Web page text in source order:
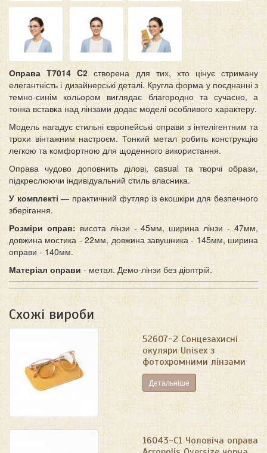
Оправа T7014 C2створена для тих, хто цінує стриману
елегантність і дизайнерські деталі. Кругла форма у поєднанні з
темно-синім кольором виглядає благородно та сучасно, а
тонка вставка над лінзами додає моделі особливого характеру.
Модель нагадує стильні європейські оправи з інтелігентним та
трохи вінтажним настроєм. Тонкий метал робить конструкцію
легкою та комфортною для щоденного використання.
Оправа чудово доповнить ділові, casual та творчі образи,
підкреслюючи індивідуальний стиль власника.
У комплекті— практичний футляр із екошкіри для безпечного
зберігання.
Розміри оправ:висота лінзи - 45мм, ширина лінзи - 47мм,
довжина мостика - 22мм, довжина завушника - 145мм, ширина
оправи - 140мм.
Матеріал оправи - метал. Демо-лінзи без діоптрій.
Схожі вироби
52607-2 Сонцезахисні
окуляри Unisex з
фотохромними лінзами
Детальніше
16043-C1 Чоловіча оправа